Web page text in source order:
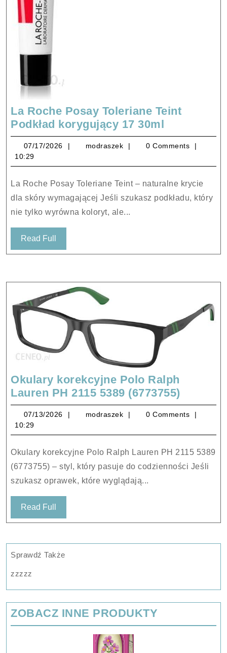
La Roche Posay Toleriane Teint
Podkład korygujący 17 30ml
Roche
Posay
Toleriane
Podkład
korygujący
07/17/2026 07/17/2026
modraszek modraszek
0 Comments
10:29
La Roche Posay Toleriane Teint – naturalne krycie
dla skóry wymagającej Jeśli szukasz podkładu, który
nie tylko wyrówna koloryt, ale...
Read Full
Full
Okulary korekcyjne Polo Ralph
Lauren PH 2115 5389 (6773755)Okulary
Polo
Ralph
PH
2115
07/13/2026 07/13/2026
modraszek modraszek
0 Comments
10:29
Okulary korekcyjne Polo Ralph Lauren PH 2115 5389
(6773755) – styl, który pasuje do codzienności Jeśli
szukasz oprawek, które wyglądają...
Read Full
Full
Sprawdź Także
zzzzz
ZOBACZ INNE PRODUKTY